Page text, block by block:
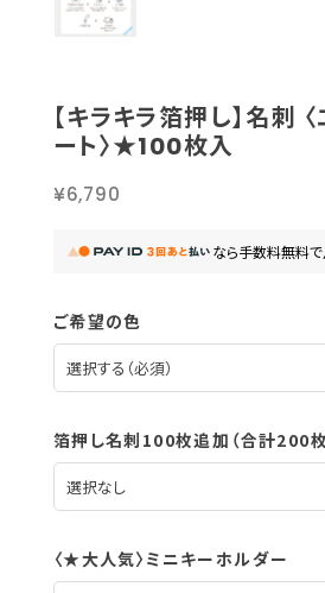
【キラキラ箔押し】名刺
ート〉★100枚入
¥6,790
なら手数料無料で
ご希望の色
箔押し名刺100枚追加（合計200枚
〈★大人気〉ミニキーホルダー